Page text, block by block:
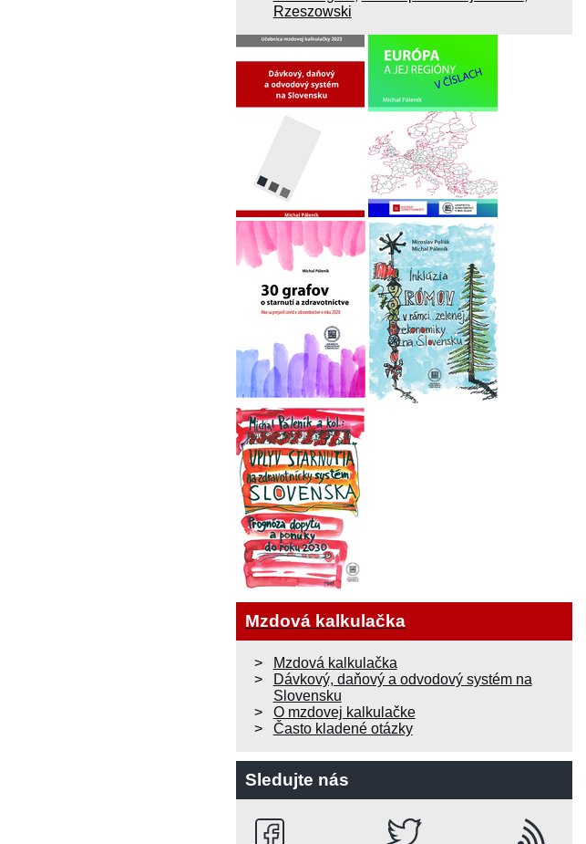
Rzeszowski
Mzdová kalkulačka
Mzdová kalkulačka
Dávkový, daňový a odvodový systém na
Slovensku
O mzdovej kalkulačke
Často kladené otázky
Sledujte nás